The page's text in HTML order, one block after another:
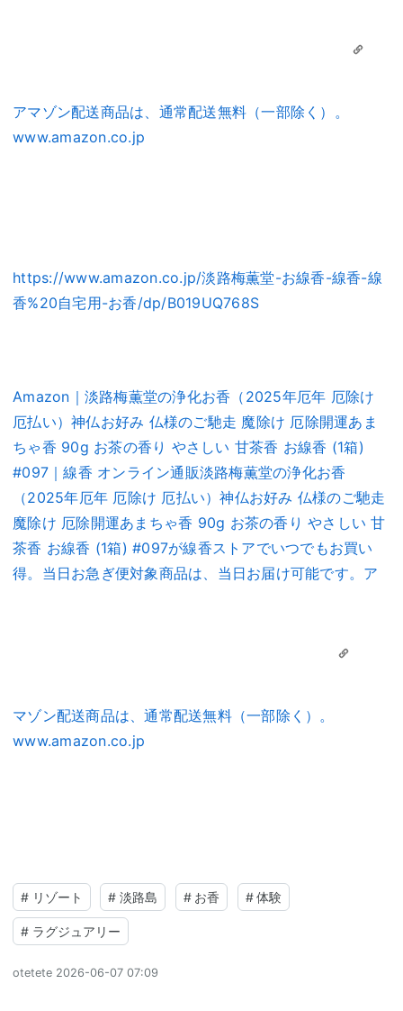
アマゾン配送商品は、通常配送無料（一部除く）。
www.amazon.co.jp
https://www.amazon.co.jp/淡路梅薫堂-お線香-線香-線
香%20自宅用-お香/dp/B019UQ768S
Amazon｜淡路梅薫堂の浄化お香（2025年厄年 厄除け
厄払い）神仏お好み 仏様のご馳走 魔除け 厄除開運あま
ちゃ香 90g お茶の香り やさしい 甘茶香 お線香 (1箱)
#097｜線香 オンライン通販淡路梅薫堂の浄化お香
（2025年厄年 厄除け 厄払い）神仏お好み 仏様のご馳走
魔除け 厄除開運あまちゃ香 90g お茶の香り やさしい 甘
茶香 お線香 (1箱) #097が線香ストアでいつでもお買い
得。当日お急ぎ便対象商品は、当日お届け可能です。ア
マゾン配送商品は、通常配送無料（一部除く）。
www.amazon.co.jp
# リゾート # 淡路島 # お香 # 体験
# ラグジュアリー
otetete 2026-06-07 07:09